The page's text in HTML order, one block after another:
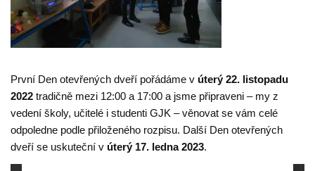
První Den otevřených dveří pořádáme v úterý 22. listopadu
2022 tradičně mezi 12:00 a 17:00 a jsme připraveni – my z
vedení školy, učitelé i studenti GJK – věnovat se vám celé
odpoledne podle přiloženého rozpisu. Další Den otevřených
dveří se uskuteční v úterý 17. ledna 2023.